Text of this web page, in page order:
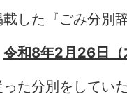
した『ごみ分別
令和8年2月26日（
った分別をしてい